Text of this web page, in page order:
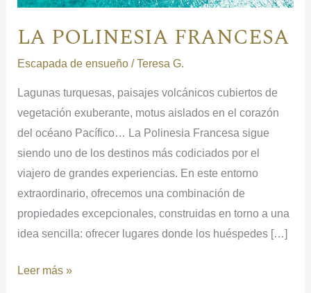
LA POLINESIA FRANCESA
Escapada de ensueño/Teresa G.
Lagunas turquesas, paisajes volcánicos cubiertos de
vegetación exuberante, motus aislados en el corazón
del océano Pacífico… La Polinesia Francesa sigue
siendo uno de los destinos más codiciados por el
viajero de grandes experiencias. En este entorno
extraordinario, ofrecemos una combinación de
propiedades excepcionales, construidas en torno a una
idea sencilla: ofrecer lugares donde los huéspedes […]
Leer más »